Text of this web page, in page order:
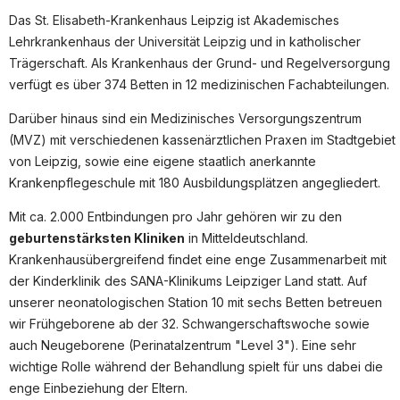
Das St. Elisabeth-Krankenhaus Leipzig ist Akademisches
Lehrkrankenhaus der Universität Leipzig und in katholischer
Trägerschaft. Als Krankenhaus der Grund- und Regelversorgung
verfügt es über 374 Betten in 12 medizinischen Fachabteilungen.
Darüber hinaus sind ein Medizinisches Versorgungszentrum
(MVZ) mit verschiedenen kassenärztlichen Praxen im Stadtgebiet
von Leipzig, sowie eine eigene staatlich anerkannte
Krankenpflegeschule mit 180 Ausbildungsplätzen angegliedert.
Mit ca. 2.000 Entbindungen pro Jahr gehören wir zu den
geburtenstärksten Kliniken in Mitteldeutschland.
Krankenhausübergreifend findet eine enge Zusammenarbeit mit
der Kinderklinik des SANA-Klinikums Leipziger Land statt. Auf
unserer neonatologischen Station 10 mit sechs Betten betreuen
wir Frühgeborene ab der 32. Schwangerschaftswoche sowie
auch Neugeborene (Perinatalzentrum "Level 3"). Eine sehr
wichtige Rolle während der Behandlung spielt für uns dabei die
enge Einbeziehung der Eltern.
Systemstatus
Jobkategorien
Berufsfelder
Für Unternehmen
Kandidaten finden
Inserat buchen
© medjobs.de 2026 Impressum AGB Datenschutz
Cookie-Einstellungen